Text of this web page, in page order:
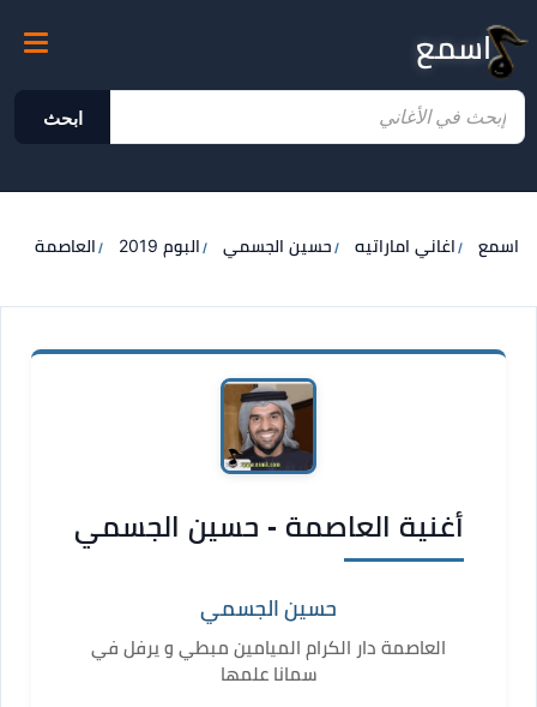
اسمع
ابحث
اسمع اغاني اماراتيه حسين الجسمي البوم 2019 العاصمة
أغنية العاصمة - حسين الجسمي
حسين الجسمي
العاصمة دار الكرام الميامين مبطي و يرفل في
سمانا علمها